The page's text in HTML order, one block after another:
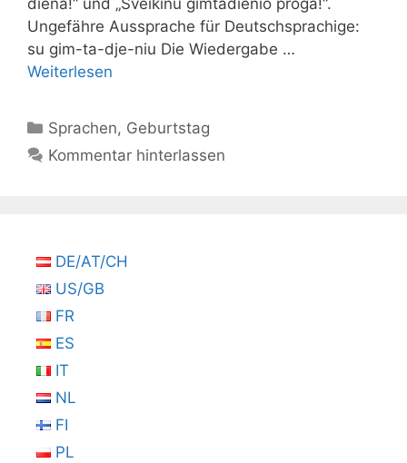
diena!“ und „Sveikinu gimtadienio proga!“.
Ungefähre Aussprache für Deutschsprachige:
su gim-ta-dje-niu Die Wiedergabe …
Weiterlesen
Kategorien
Sprachen, Geburtstag
Kommentar hinterlassen
DE/AT/CH
US/GB
FR
ES
IT
NL
FI
PL